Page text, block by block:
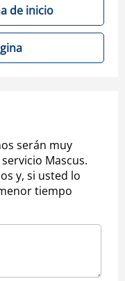
de inicio
serán muy
Mascus.
y, si usted lo
tiempo